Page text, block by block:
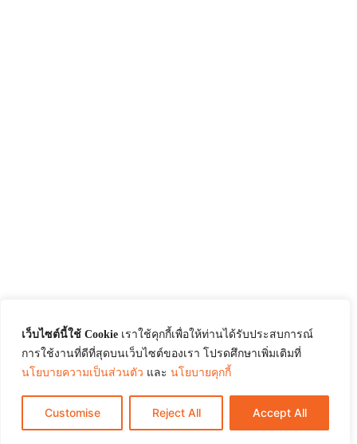
เว็บไซต์นี้ใช้ Cookie เราใช้คุกกี้เพื่อให้ท่านได้รับประสบการณ์
การใช้งานที่ดีที่สุดบนเว็บไซต์ของเรา โปรดศึกษาเพิ่มเติมที่
นโยบายความเป็นส่วนตัว และ นโยบายคุกกี้
Customise Reject All Accept All